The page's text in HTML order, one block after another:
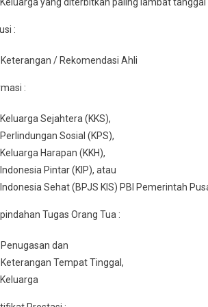
:
/ Rekomendasi Ahli
:
Sejahtera (KKS),
Sosial (KPS),
Harapan (KKH),
Pintar (KIP), atau
Sehat (BPJS KIS) PBI Pemerintah
Tugas Orang Tua :
dan
Tempat Tinggal,